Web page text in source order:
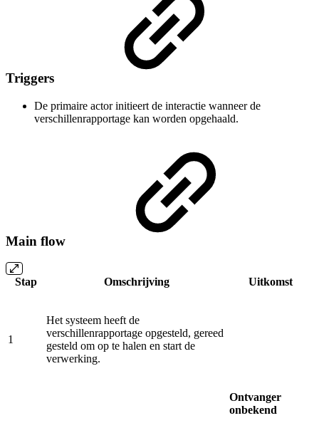
Triggers
De primaire actor initieert de interactie wanneer de
verschillenrapportage kan worden opgehaald.
Main flow
Stap Omschrijving Uitkomst
1
Het systeem heeft de
verschillenrapportage opgesteld, gereed
gesteld om op te halen en start de
verwerking.
Ontvanger
onbekend